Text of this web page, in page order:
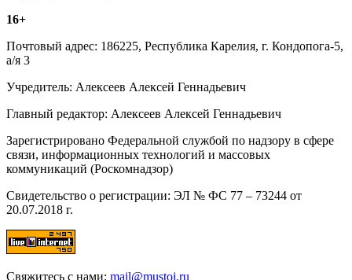
16+
Почтовый адрес: 186225, Республика Карелия, г. Кондопога-5,
а/я 3
Учредитель: Алексеев Алексей Геннадьевич
Главный редактор: Алексеев Алексей Геннадьевич
Зарегистрировано Федеральной службой по надзору в сфере
связи, информационных технологий и массовых
коммуникаций (Роскомнадзор)
Свидетельство о регистрации: ЭЛ № ФС 77 – 73244 от
20.07.2018 г.
Свяжитесь с нами: mail@mustoi.ru